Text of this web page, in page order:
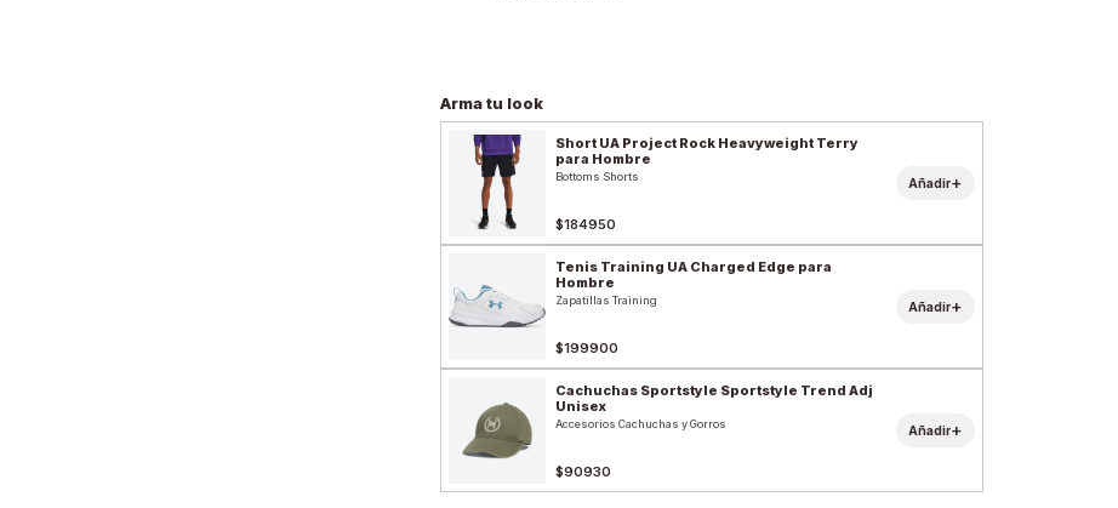
Arma tu look
Short UA Project Rock Heavyweight Terry
para Hombre
Bottoms Shorts
$184950
Añadir+
Tenis Training UA Charged Edge para
Hombre
Zapatillas Training
$199900
Añadir+
Cachuchas Sportstyle Sportstyle Trend Adj
Unisex
Accesorios Cachuchas y Gorros
$90930
Añadir+